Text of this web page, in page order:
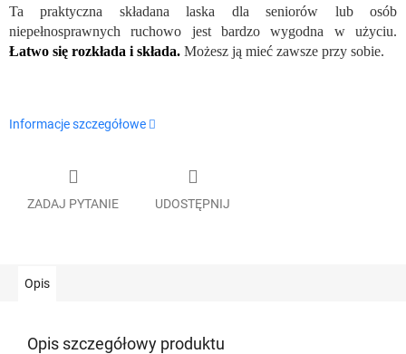
Ta praktyczna składana laska dla seniorów lub osób
niepełnosprawnych ruchowo jest bardzo wygodna w użyciu.
Łatwo się rozkłada i składa. Możesz ją mieć zawsze przy sobie.
Informacje szczegółowe
ZADAJ PYTANIE UDOSTĘPNIJ
Opis
Opis szczegółowy produktu